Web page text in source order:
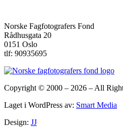
(Command)
nede
og
trykk
på
+
for
å
forstørre
eller
-
Norske Fagfotografers Fond
Rådhusgata 20
0151 Oslo
tlf: 90935695
Copyright © 2000 – 2026 – All
Laget i WordPress av: Smart Media
Design: JJ